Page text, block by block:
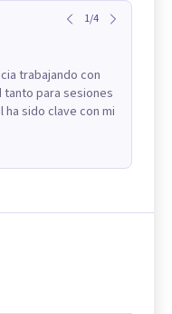
1/4
trabajando con
para sesiones
sido clave con mi